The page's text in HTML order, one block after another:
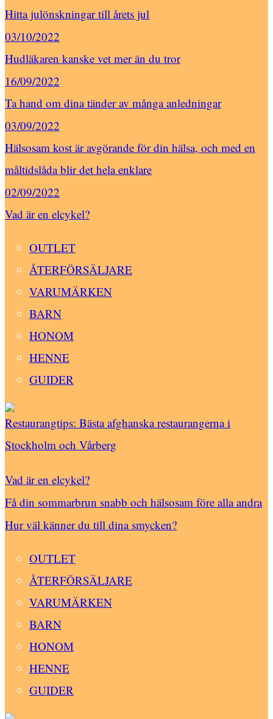
Hitta julönskningar till årets jul
03/10/2022
Hudläkaren kanske vet mer än du tror
16/09/2022
Ta hand om dina tänder av många anledningar
03/09/2022
Hälsosam kost är avgörande för din hälsa, och med en
måltidslåda blir det hela enklare
02/09/2022
Vad är en elcykel?
OUTLET
ÅTERFÖRSÄLJARE
VARUMÄRKEN
BARN
HONOM
HENNE
GUIDER
Restaurangtips: Bästa afghanska restaurangerna i
Stockholm och Vårberg
Vad är en elcykel?
Få din sommarbrun snabb och hälsosam före alla andra
Hur väl känner du till dina smycken?
OUTLET
ÅTERFÖRSÄLJARE
VARUMÄRKEN
BARN
HONOM
HENNE
GUIDER